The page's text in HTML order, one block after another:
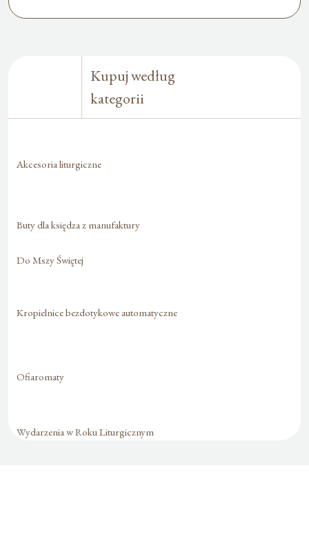
Kupuj według
kategorii
Akcesoria liturgiczne
Buty dla księdza z manufaktury
Do Mszy Świętej
Kropielnice bezdotykowe automatyczne
Ofiaromaty
Wydarzenia w Roku Liturgicznym